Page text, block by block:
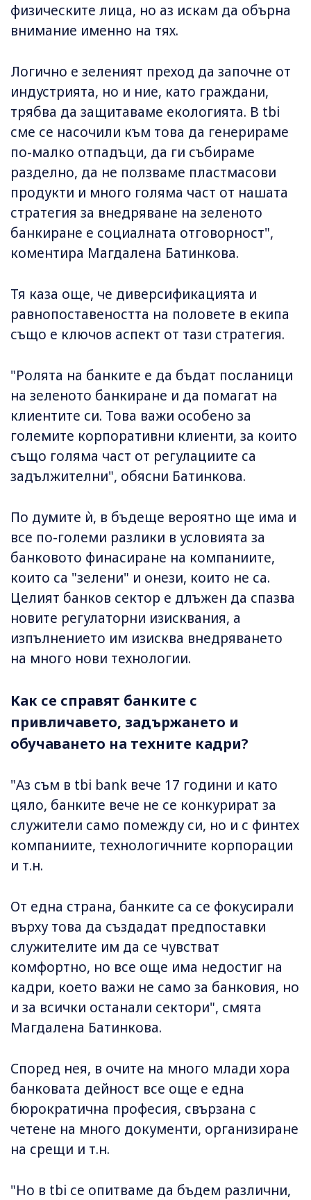
физическите лица, но аз искам да обърна
внимание именно на тях.
Логично е зеленият преход да започне от
индустрията, но и ние, като граждани,
трябва да защитаваме екологията. В tbi
сме се насочили към това да генерираме
по-малко отпадъци, да ги събираме
разделно, да не ползваме пластмасови
продукти и много голяма част от нашата
стратегия за внедряване на зеленото
банкиране е социалната отговорност",
коментира Магдалена Батинкова.
Тя каза още, че диверсификацията и
равнопоставеността на половете в екипа
също е ключов аспект от тази стратегия.
"Ролята на банките е да бъдат посланици
на зеленото банкиране и да помагат на
клиентите си. Това важи особено за
големите корпоративни клиенти, за които
също голяма част от регулациите са
задължителни", обясни Батинкова.
По думите ѝ, в бъдеще вероятно ще има и
все по-големи разлики в условията за
банковото финасиране на компаниите,
които са "зелени" и онези, които не са.
Целият банков сектор е длъжен да спазва
новите регулаторни изисквания, а
изпълнението им изисква внедряването
на много нови технологии.
Как се справят банките с
привличавето, задържането и
обучаването на техните кадри?
"Аз съм в tbi bank вече 17 години и като
цяло, банките вече не се конкурират за
служители само помежду си, но и с финтех
компаниите, технологичните корпорации
и т.н.
От една страна, банките са се фокусирали
върху това да създадат предпоставки
служителите им да се чувстват
комфортно, но все още има недостиг на
кадри, което важи не само за банковия, но
и за всички останали сектори", смята
Магдалена Батинкова.
Според нея, в очите на много млади хора
банковата дейност все още е една
бюрократична професия, свързана с
четене на много документи, организиране
на срещи и т.н.
"Но в tbi се опитваме да бъдем различни,